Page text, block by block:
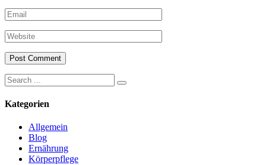
Search
for:
Kategorien
Allgemein
Blog
Ernährung
Körperpflege